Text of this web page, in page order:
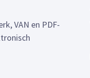
VAN en PDF-